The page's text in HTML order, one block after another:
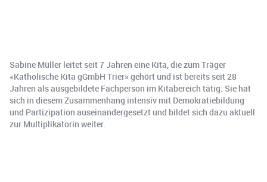
Sabine Müller leitet seit 7 Jahren eine Kita, die zum Träger
«Katholische Kita gGmbH Trier» gehört und ist bereits seit 28
Jahren als ausgebildete Fachperson im Kitabereich tätig. Sie hat
sich in diesem Zusammenhang intensiv mit Demokratiebildung
und Partizipation auseinandergesetzt und bildet sich dazu aktuell
zur Multiplikatorin weiter.